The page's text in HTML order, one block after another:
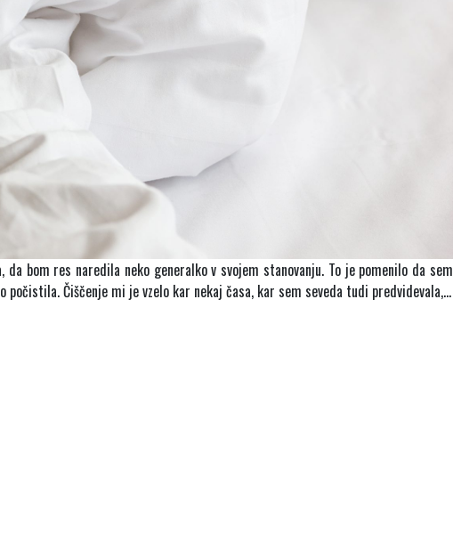
da bom res naredila neko generalko v svojem stanovanju. To je pomenilo da sem
počistila. Čiščenje mi je vzelo kar nekaj časa, kar sem seveda tudi predvidevala,…